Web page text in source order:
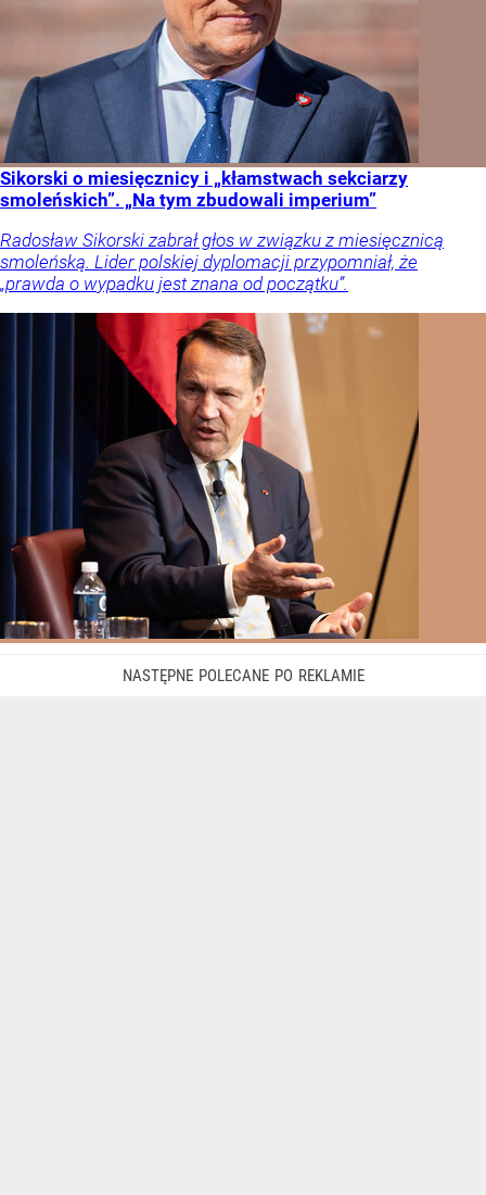
Sikorski o miesięcznicy i „kłamstwach sekciarzy
smoleńskich”. „Na tym zbudowali imperium”
Radosław Sikorski zabrał głos w związku z miesięcznicą
smoleńską. Lider polskiej dyplomacji przypomniał, że
„prawda o wypadku jest znana od początku”.